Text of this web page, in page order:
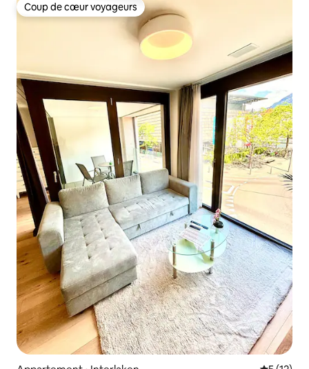
Coup de cœur voyageurs
Coup de cœur voyageurs